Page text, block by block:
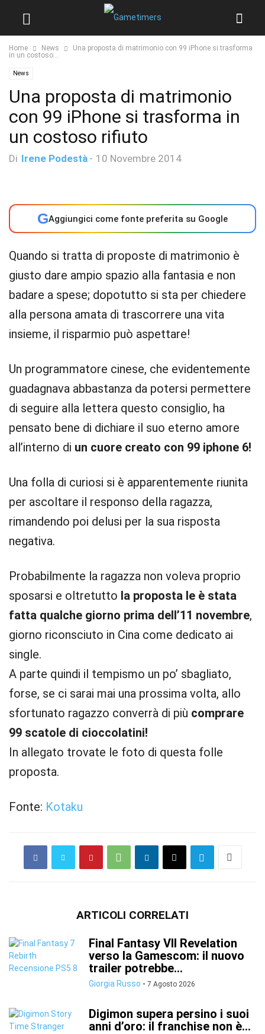
Home News
Una proposta di matrimonio con 99 iPhone si trasforma
in un costoso...
News
Una proposta di matrimonio
con 99 iPhone si trasforma in
un costoso rifiuto
Di Irene Podestà - 10 Novembre 2014
GAggiungici come fonte preferita su Google
Quando si tratta di proposte di matrimonio è
giusto dare ampio spazio alla fantasia e non
badare a spese; dopotutto si sta per chiedere
alla persona amata di trascorrere una vita
insieme, il risparmio può aspettare!
Un programmatore cinese, che evidentemente
guadagnava abbastanza da potersi permettere
di seguire alla lettera questo consiglio, ha
pensato bene di dichiare il suo eterno amore
all’interno di un cuore creato con 99 iphone 6!
Una folla di curiosi si è apparentemente riunita
per ascoltare il responso della ragazza,
rimandendo poi delusi per la sua risposta
negativa.
Probabilmente la ragazza non voleva proprio
sposarsi e oltretutto la proposta le è stata
fatta qualche giorno prima dell’11 novembre,
giorno riconsciuto in Cina come dedicato ai
single.
A parte quindi il tempismo un po’ sbagliato,
forse, se ci sarai mai una prossima volta, allo
sfortunato ragazzo converrà di più comprare
99 scatole di cioccolatini!
In allegato trovate le foto di questa folle
proposta.
Fonte: Kotaku
ARTICOLI CORRELATI
Final Fantasy VII Revelation
verso la Gamescom: il nuovo
trailer potrebbe...
Giorgia Russo - 7 Agosto 2026
Digimon supera persino i suoi
anni d’oro: il franchise non è...